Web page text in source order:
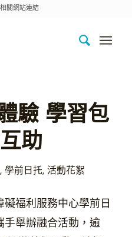
相關網站連結
驗 學習包
助
,學前日托,活動花絮
福利服務中心學前日
手舉辦融合活動，逾